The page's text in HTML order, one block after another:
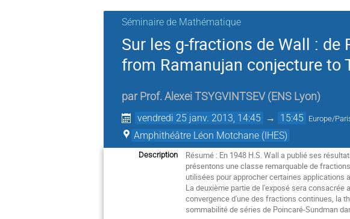
Séminaire de Mathématique
Sur les g-fractions de Wall : de
from Ramanujan conjecture to
par Prof. Alexei TSYGVINTSEV (ENS Lyon)
vendredi 25 janv. 2013, 14:45 → 15:45 Europe/
Amphithéâtre Léon Motchane (IHES)
Description
Résumé : En 1948 H.S. Wall a publié ses
présentons une classe remarquable de
utilisées pour approcher certaines applications
La deuxième partie de l'exposé sera
convergence d'une des fractions continues, la
sommabilité de séries de Poincaré-Sundman